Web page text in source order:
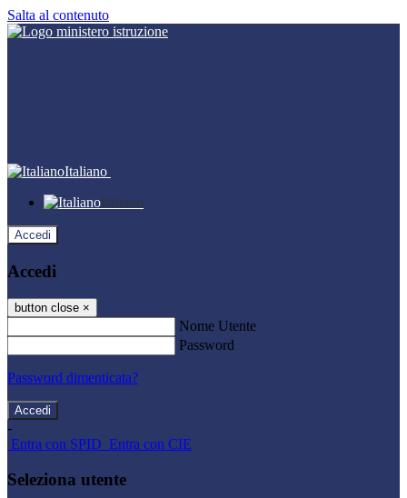
Salta al contenuto
Italiano
Italiano
Accedi
Accedi
button close ×
Nome Utente
Password
Password dimenticata?
-
Entra con SPID Entra con CIE
Seleziona utente